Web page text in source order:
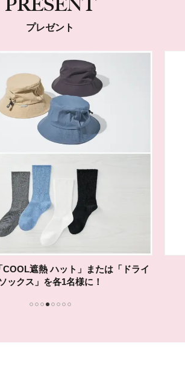
プレゼント
遮熱 ハット」または「ドライ
ソックス」を各1名様に！